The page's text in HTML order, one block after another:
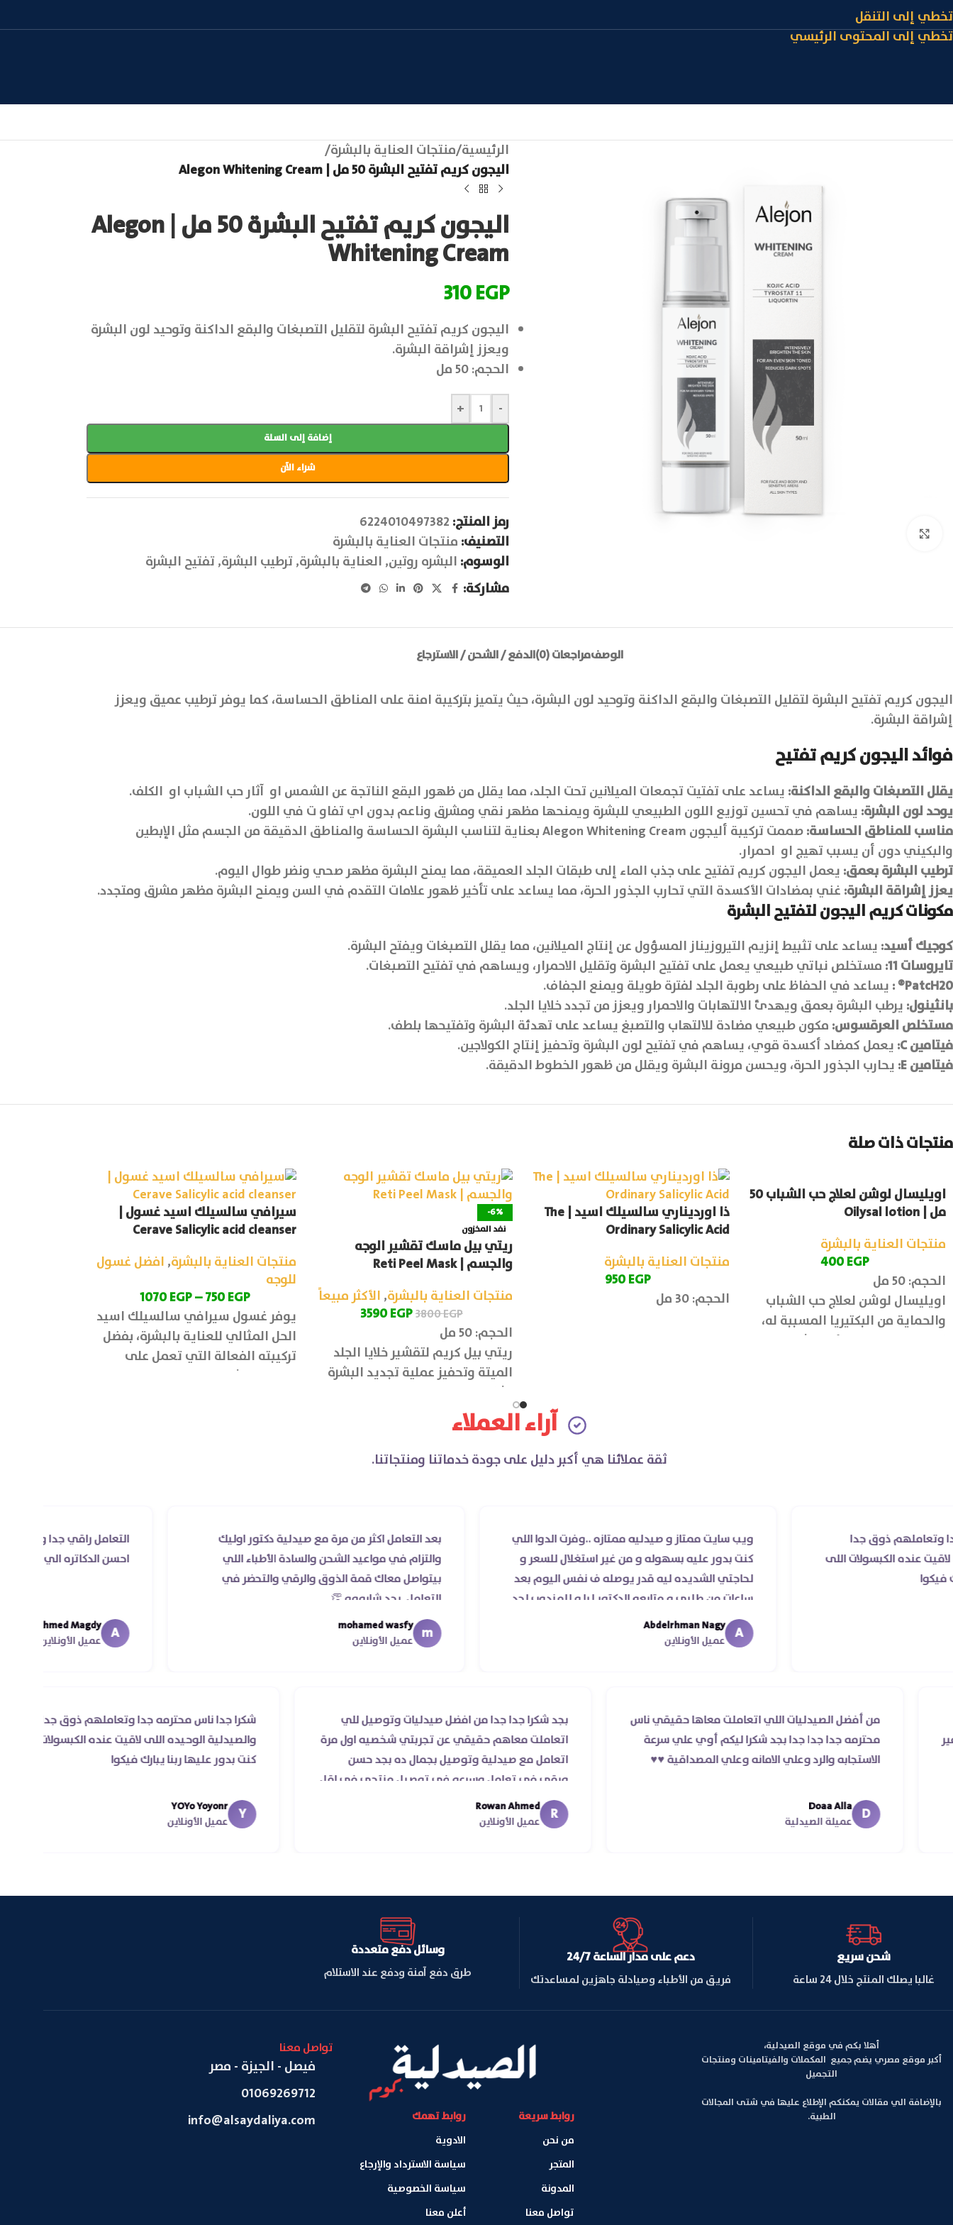
تخطي إلى التنقل
تخطي إلى المحتوى الرئيسي
الرئيسية/منتجات العناية بالبشرة/
اليجون كريم تفتيح البشرة 50 مل | Alegon Whitening Cream
اليجون كريم تفتيح البشرة 50 مل | Alegon
Whitening Cream
310EGP
اليجون كريم تفتيح البشرة لتقليل التصبغات والبقع الداكنة وتوحيد لون البشرة
ويعزز إشراقة البشرة.
الحجم: 50 مل
-
+
إضافة إلى السلة
شراء الآن
رمز المنتج: 6224010497382
التصنيف: منتجات العناية بالبشرة
الوسوم: البشره روتين, العناية بالبشرة,ترطيب البشرة,تفتيح البشرة
مشاركة:
الوصفمراجعات (0) الدفع / الشحن / الاسترجاع
اليجون كريم تفتيح البشرة لتقليل التصبغات والبقع الداكنة وتوحيد لون البشرة، حيث يتميز بتركيبة امنة على المناطق الحساسة، كما يوفر ترطيب عميق ويعزز
إشراقة البشرة.
فوائد اليجون كريم تفتيح
يقلل التصبغات والبقع الداكنة: يساعد على تفتيت تجمعات الميلانين تحت الجلد، مما يقلل من ظهور البقع الناتجة عن الشمس او آثار حب الشباب او الكلف.
يوحد لون البشرة: يساهم في تحسين توزيع اللون الطبيعي للبشرة ويمنحها مظهر نقي ومشرق وناعم بدون اي تفاو ت في اللون.
مناسب للمناطق الحساسة:
صممت تركيبة أليجون Alegon Whitening Cream بعناية لتناسب البشرة الحساسة والمناطق الدقيقة من الجسم مثل الإبطين
والبكيني دون أن يسبب تهيج او احمرار.
ترطيب البشرة بعمق: يعمل اليجون كريم تفتيح على جذب الماء إلى طبقات الجلد العميقة، مما يمنح البشرة مظهر صحي ونضر طوال اليوم.
يعزز إشراقة البشرة: غني بمضادات الأكسدة التي تحارب الجذور الحرة، مما يساعد على تأخير ظهور علامات التقدم في السن ويمنح البشرة مظهر مشرق ومتجدد.
مكوناتكريم اليجون لتفتيح البشرة
كوجيك أسيد: يساعد على تثبيط إنزيم التيروزيناز المسؤول عن إنتاج الميلانين، مما يقلل التصبغات ويفتح البشرة.
تايروسات 11
: مستخلص نباتي طبيعي يعمل على تفتيح البشرة وتقليل الاحمرار، ويساهم في تفتيح التصبغات.
PatcH20®
: يساعد في الحفاظ على رطوبة الجلد لفترة طويلة ويمنع الجفاف.
بانثينول: يرطب البشرة بعمق ويهدئ الالتهابات والاحمرار ويعزز من تجدد خلايا الجلد.
مستخلص العرقسوس: مكون طبيعي مضادة للالتهاب والتصبغ يساعد على تهدئة البشرة وتفتيحها بلطف.
فيتامينC:
يعمل كمضاد أكسدة قوي، يساهم في تفتيح لون البشرة وتحفيز إنتاج الكولاجين.
فيتامين
يحارب الجذور الحرة، ويحسن مرونة البشرة ويقلل من ظهور الخطوط الدقيقة.
منتجات ذات صلة
اويليسال لوشن لعلاج حب الشباب 50
مل | Oilysal lotion
منتجات العناية بالبشرة
400EGP
الحجم: 50 مل
اويليسال لوشن لعلاج حب الشباب
والحماية من البكتيريا المسببة له،
كما يعمل على تهدئة البشرة وتقليل
ذا اورديناري سالسيلك اسيد | The
Ordinary Salicylic Acid
منتجات العناية بالبشرة
950EGP
الحجم: 30 مل
-6%
نفد المخزون
ريتي بيل ماسك تقشير الوجه
والجسم | Reti Peel Mask
منتجات العناية بالبشرة, الأكثر مبيعاً
3800EGP
3590EGP
الحجم: 50 مل
ريتي بيل كريم لتقشير خلايا الجلد
الميتة وتحفيز عملية تجديد البشرة
بشكل طبيعي، مما يعزز صحة الجلد
ويمنحها مظهر شاب ومشرق.
سيرافي سالسيلك اسيد غسول |
Cerave Salicylic acid cleanser
منتجات العناية بالبشرة, افضل غسول
للوجه
750EGP
–
1070EGP
يوفر غسول سيرافي سالسيلك اسيد
الحل المثالي للعناية بالبشرة، بفضل
تركيبته الفعالة التي تعمل على
تنظيف البشرة بعمق والحفاظ على
آراء العملاء
ثقة عملائنا هي أكبر دليل على جودة خدماتنا ومنتجاتنا.
ذوق جدا
الكبسولات اللى
ويب سايت ممتاز و صيدليه ممتازه ..وفرت الدوا اللي
كنت بدور عليه بسهوله و من غير استغلال للسعر و
لحاجتي الشديده ليه قدر يوصله ف نفس اليوم بعد
ساعات من طلبي و متابعه الدكتور ليا و للمندوب لحد
ما استلمت بالرغم من انتهاء موعد عمله ..فضل يتابع
معايا لحد ما استلمت ..شكرا جزيلا ليكم
Abdelrhman Nagy
عميل الأونلاين
بعد التعامل اكثر من مرة مع صيدلية دكتور اوليك
والتزام في مواعيد الشحن والسادة الأطباء اللي
بيتواصل معاك قمة الذوق والرقي والتحضر في
التعامل. بجد شابووو 👏‏
mohamed wasfy
عميل الأونلاين
التعامل راقي جدا و الخدمه محترمه
احسن الدكاتره الي اتعاملت معاهم
Ahmed Magdy
عميل الأونلاين
ده غير
من أفضل الصيدليات اللي اتعاملت معاها حقيقي ناس
محترمه جدا جدا جدا بجد شكرا ليكم أوي علي سرعة
الاستجابه والرد وعلي الامانه وعلي المصداقية ♥️♥️‏
D
عميلة الصيدلية
بجد شكرا جدا جدا من افضل صيدليات وتوصيل للي
اتعاملت معاهم حقيقي عن تجربتي شخصيه اول مرة
اتعامل مع صيدلية وتوصيل بجمال ده بجد حسن
ورقي في تعامل وسرعه في توصيل منتجي في اقل
من يومين من اسكندرية للقاهره ..
R
Rowan Ahmed
عميل الأونلاين
شكرا جدا ناس محترمه جدا وتعاملهم ذوق
والصيدلية الوحيده اللى لاقيت عنده
كنت بدور عليها ربنا يبارك فيكوا
Y
YOYo Yoyonr
عميل الأونلاين
شحن سريع
غالبا يصلك المنتج خلال 24 ساعة
دعم على مدار الساعة 24/7
فريق من الأطباء وصيادلة جاهزين لمساعدتك
وسائل دفع متعددة
طرق دفع آمنة ودفع عند الاستلام
أهلا بكم في موقع الصيدلية،
أكبر موقع مصري يضم جميع المكملات والفيتامينات ومنتجات
التجميل
بالإضافة الي مقالات يمكنكم الإطلاع عليها في شتى المجالات
الطبية.
روابط سريعة
من نحن
المتجر
المدونة
تواصل معنا
روابط تهمك
الادوية
سياسة الاسترداد والإرجاع
سياسة الخصوصية
أعلن معنا
تواصل معنا
فيصل - الجيزة - مصر
01069269712
info@alsaydaliya.com